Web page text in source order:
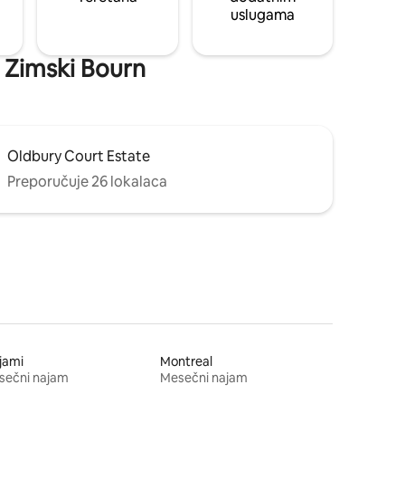
uslugama
Bourn
Oldbury Court Estate
Preporučuje 26 lokalaca
najam
Montreal
Mesečni najam